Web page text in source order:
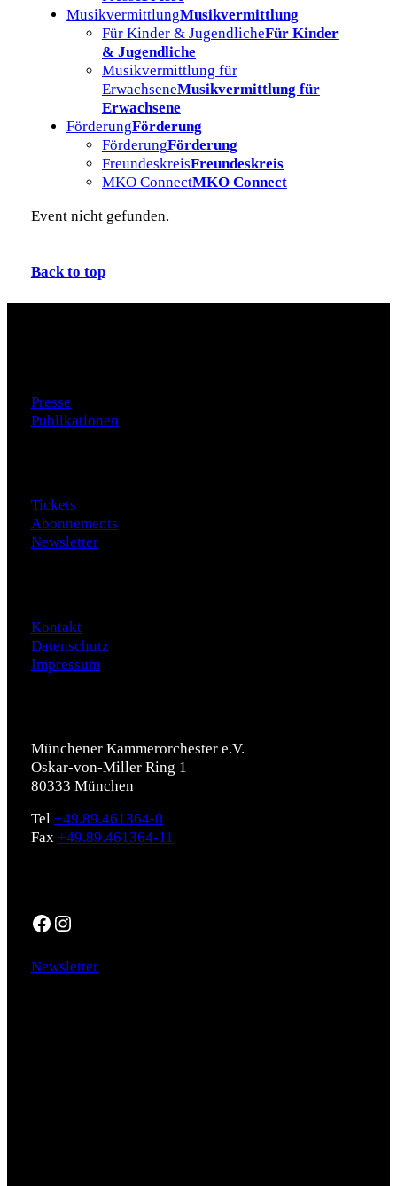
MusikvermittlungMusikvermittlung
Für Kinder & JugendlicheFür Kinder
& Jugendliche
Musikvermittlung für
ErwachseneMusikvermittlung für
Erwachsene
FörderungFörderung
FörderungFörderung
FreundeskreisFreundeskreis
MKO ConnectMKO Connect
Event nicht gefunden.
Back to top
Presse
Publikationen
Tickets
Abonnements
Newsletter
Kontakt
Datenschutz
Impressum
Münchener Kammerorchester e.V.
Oskar-von-Miller Ring 1
80333 München
Tel +49.89.461364-0
Fax +49.89.461364-11
Facebook Instagram
Newsletter